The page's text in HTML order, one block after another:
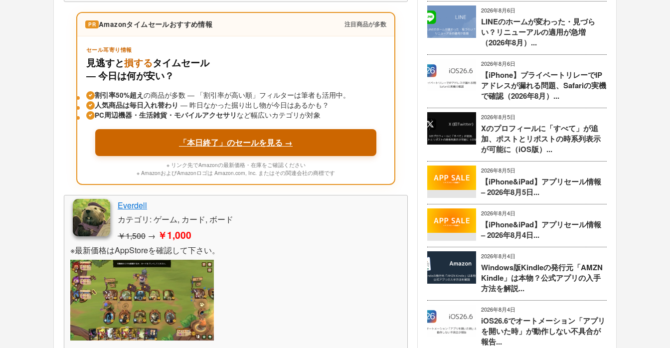
PR Amazonタイムセールおすすめ情報 注目商品が多数
セール耳寄り情報
見逃すと損するタイムセール
― 今日は何が安い？
割引率50%超え の商品が多数 ― 「割引率が高い順」フィルターは筆者も活用中。
人気商品は毎日入れ替わり ― 昨日なかった掘り出し物が今日はあるかも？
PC周辺機器・生活雑貨・モバイルアクセサリ など幅広いカテゴリが対象
「本日終了」のセールを見る →
※ リンク先でAmazonの最新価格・在庫をご確認ください
※ AmazonおよびAmazonロゴは Amazon.com, Inc. またはその関連会社の商標です
Everdell
カテゴリ: ゲーム, カード, ボード
￥1,500 → ￥1,000
※最新価格はAppStoreを確認して下さい。
2026年8月6日
LINEのホームが変わった・見づら
い？リニューアルの適用が急増
（2026年8月）...
2026年8月6日
【iPhone】プライベートリレーでIP
アドレスが漏れる問題、Safariの実機
で確認（2026年8月）...
2026年8月5日
Xのプロフィールに「すべて」が追
加、ポストとリポストの時系列表示
が可能に（iOS版）...
2026年8月5日
【iPhone&iPad】アプリセール情報
– 2026年8月5日...
2026年8月4日
【iPhone&iPad】アプリセール情報
– 2026年8月4日...
2026年8月4日
Windows版Kindleの発行元「AMZN
Kindle」は本物？公式アプリの入手
方法を解説...
2026年8月4日
iOS26.6でオートメーション「アプリ
を開いた時」が動作しない不具合が
報告...